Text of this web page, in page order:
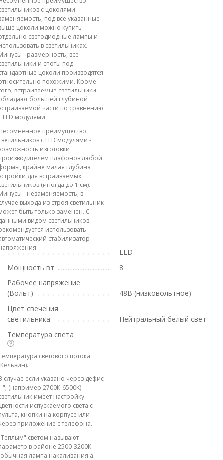
с цоколями -
под все указанные
цоколи можно купить
светодиодные лампы и
в светильниках.
- размерность, все
и споты под
цоколи производятся
похожими. Кроме
встраиваемые светильники
большей глубиной
части по сравнению
LED модулями.
преимущество
с LED модулями -
изготовки
плафонов любой
крайне малая глубина
для встраиваемых
(иногда до 1 см).
- незаменяемость, в
выхода из строя светильник
быть только заменен. С
видом светильников
использовать
стабилизатор
LED
Мощность вт
8
Рабочее напряжение
(Вольт)
48В (низковольтное)
Цвет свечения
светильника
Нейтральный белый свет
Температура света
светового потока
случае если указано через дефис
", (например 2700К-6500К)
имеет настройку
испускаемого света с
кнопки на корпусе или
приложение с телефона.
светом называют
в районе 2500-3200К
лампа накаливания а